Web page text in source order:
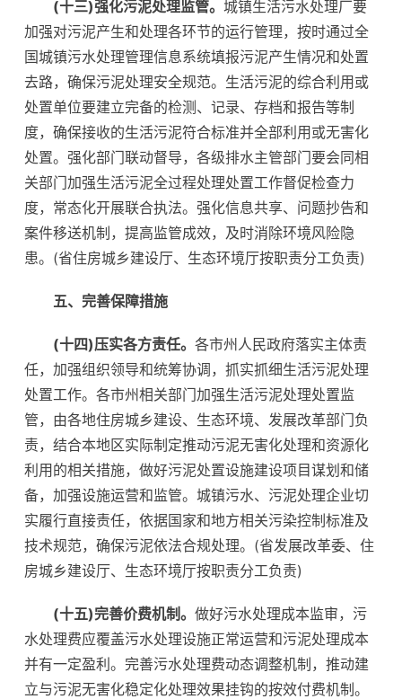
(十三)强化污泥处理监管。 城镇生活污水处理厂要
加强对污泥产生和处理各环节的运行管理，按时通过全
国城镇污水处理管理信息系统填报污泥产生情况和处置
去路，确保污泥处理安全规范。生活污泥的综合利用或
处置单位要建立完备的检测、记录、存档和报告等制
度，确保接收的生活污泥符合标准并全部利用或无害化
处置。强化部门联动督导，各级排水主管部门要会同相
关部门加强生活污泥全过程处理处置工作督促检查力
度，常态化开展联合执法。强化信息共享、问题抄告和
案件移送机制，提高监管成效，及时消除环境风险隐
患。(省住房城乡建设厅、生态环境厅按职责分工负责)
五、完善保障措施
(十四)压实各方责任。 各市州人民政府落实主体责
任，加强组织领导和统筹协调，抓实抓细生活污泥处理
处置工作。各市州相关部门加强生活污泥处理处置监
管，由各地住房城乡建设、生态环境、发展改革部门负
责，结合本地区实际制定推动污泥无害化处理和资源化
利用的相关措施，做好污泥处置设施建设项目谋划和储
备，加强设施运营和监管。城镇污水、污泥处理企业切
实履行直接责任，依据国家和地方相关污染控制标准及
技术规范，确保污泥依法合规处理。(省发展改革委、住
房城乡建设厅、生态环境厅按职责分工负责)
(十五)完善价费机制。 做好污水处理成本监审，污
水处理费应覆盖污水处理设施正常运营和污泥处理成本
并有一定盈利。完善污水处理费动态调整机制，推动建
立与污泥无害化稳定化处理效果挂钩的按效付费机制。